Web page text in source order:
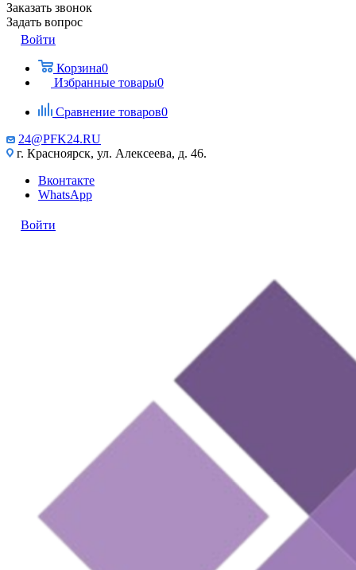
Заказать звонок
Задать вопрос
Войти
Корзина0
Избранные товары0
Сравнение товаров0
24@PFK24.RU
г. Красноярск, ул. Алексеева, д. 46.
Вконтакте
WhatsApp
Войти